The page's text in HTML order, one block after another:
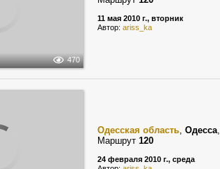
470
11 мая 2010 г., вторник
Автор: ariss_ka
Одесская область, Одесса,
Маршрут 120
24 февраля 2010 г., среда